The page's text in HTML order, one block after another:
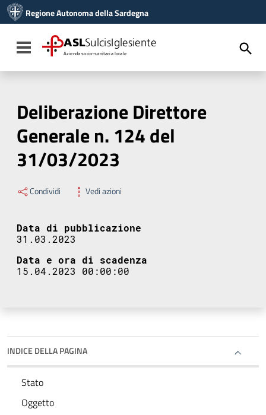
Vai al menu di navigazione
Vai al footer
Regione Autonoma della Sardegna
Toggle navigation
ASLSulcisIglesiente
Azienda socio-sanitaria locale
Deliberazione Direttore
Generale n. 124 del
31/03/2023
Condividi Vedi azioni
Data di pubblicazione
31.03.2023
Data e ora di scadenza
15.04.2023 00:00:00
INDICE DELLA PAGINA
Stato
Oggetto